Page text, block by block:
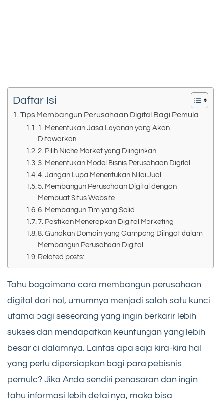
Daftar Isi
Tips Membangun Perusahaan Digital Bagi Pemula
1. Menentukan Jasa Layanan yang Akan
Ditawarkan
2. Pilih Niche Market yang Diinginkan
3. Menentukan Model Bisnis Perusahaan Digital
4. Jangan Lupa Menentukan Nilai Jual
5. Membangun Perusahaan Digital dengan
Membuat Situs Website
6. Membangun Tim yang Solid
7. Pastikan Menerapkan Digital Marketing
8. Gunakan Domain yang Gampang Diingat dalam
Membangun Perusahaan Digital
Related posts:
Tahu bagaimana cara membangun perusahaan
digital dari nol, umumnya menjadi salah satu kunci
utama bagi seseorang yang ingin berkarir lebih
sukses dan mendapatkan keuntungan yang lebih
besar di dalamnya. Lantas apa saja kira-kira hal
yang perlu dipersiapkan bagi para pebisnis
pemula? Jika Anda sendiri penasaran dan ingin
tahu informasi lebih detailnya, maka bisa